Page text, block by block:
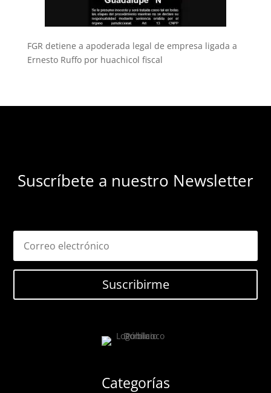
FGR detiene a apoderada legal de empresa ligada a
Ernesto Ruffo por huachicol fiscal
Suscríbete a nuestro Newsletter
Suscribirme
Categorías